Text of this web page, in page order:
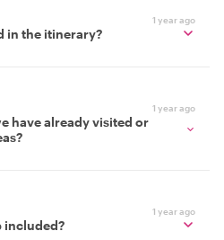
1 year ago
in the itinerary?
1 year ago
have already visited or
1 year ago
included?